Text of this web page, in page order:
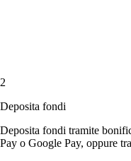
2
Deposita fondi
Deposita fondi tramite
Pay o Google Pay, oppure